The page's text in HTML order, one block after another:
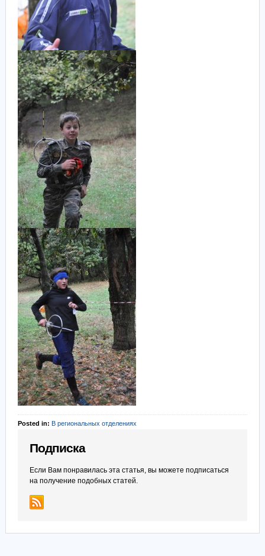
Posted in: В региональных отделениях
Подписка
Если Вам понравилась эта статья, вы можете подписаться
на получение подобных статей.